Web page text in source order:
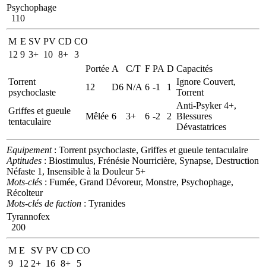
Psychophage
110
M E SV PV CD CO
12 9 3+ 10 8+ 3
Portée A C/T F PA D Capacités
Torrent
psychoclaste
12 D6 N/A 6 -1 1
Ignore Couvert,
Torrent
Griffes et gueule
tentaculaire
Mêlée 6 3+ 6 -2 2
Anti-Psyker 4+,
Blessures
Dévastatrices
Equipement: Torrent psychoclaste, Griffes et gueule tentaculaire
Aptitudes : Biostimulus, Frénésie Nourricière, Synapse, Destruction
Néfaste 1, Insensible à la Douleur 5+
Mots-clés : Fumée, Grand Dévoreur, Monstre, Psychophage,
Récolteur
Mots-clés de faction : Tyranides
Tyrannofex
200
M E SV PV CD CO
9
12 2+ 16 8+
5